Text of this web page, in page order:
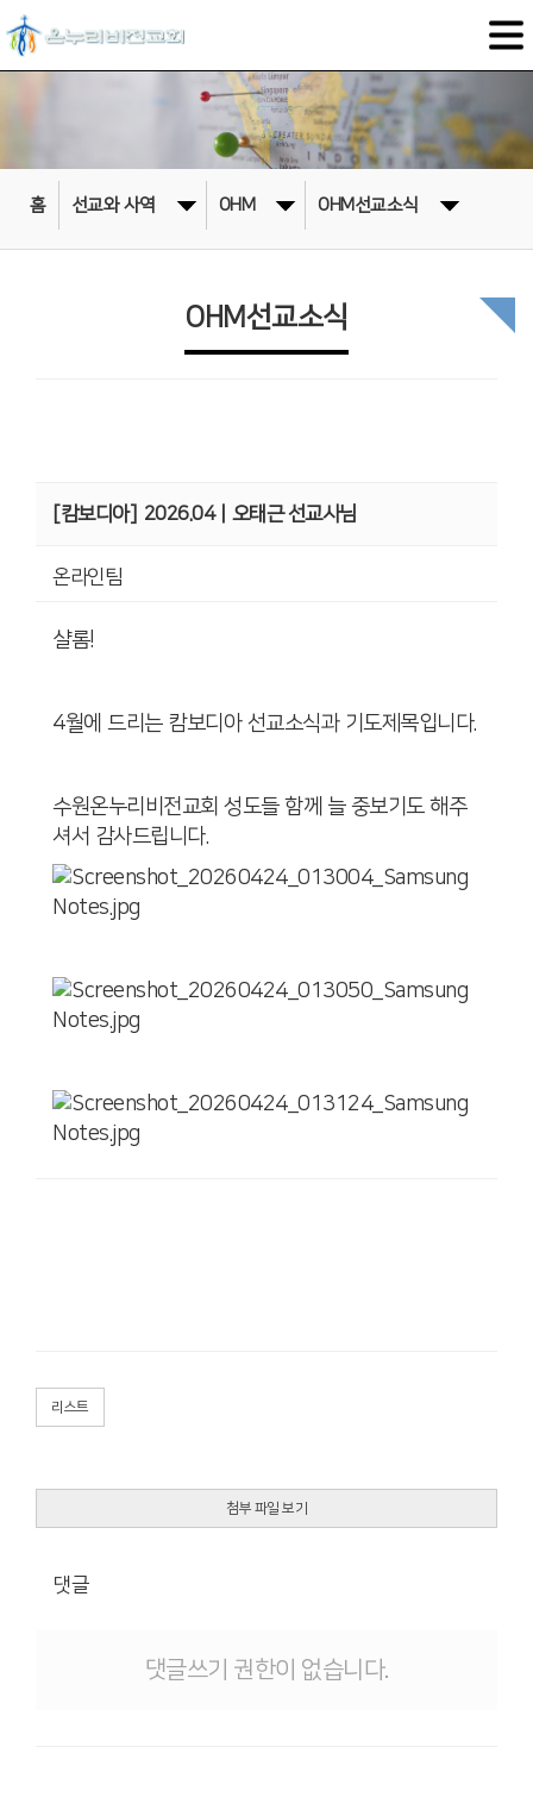
홈 선교와 사역 OHM OHM선교소식
OHM선교소식
[캄보디아] 2026.04ㅣ오태근 선교사님
온라인팀
샬롬!
4월에 드리는 캄보디아 선교소식과 기도제목입니다.
수원온누리비전교회 성도들 함께 늘 중보기도 해주
셔서 감사드립니다.
리스트
첨부 파일 보기
댓글
댓글쓰기 권한이 없습니다.